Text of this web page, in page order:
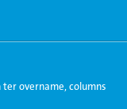
overname, columns